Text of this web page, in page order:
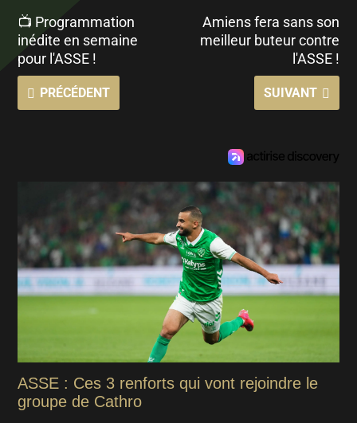
📺 Programmation
inédite en semaine
pour l'ASSE !
PRÉCÉDENT
Amiens fera sans son
meilleur buteur contre
l'ASSE !
SUIVANT
ASSE : Ces 3 renforts qui vont rejoindre le
groupe de Cathro